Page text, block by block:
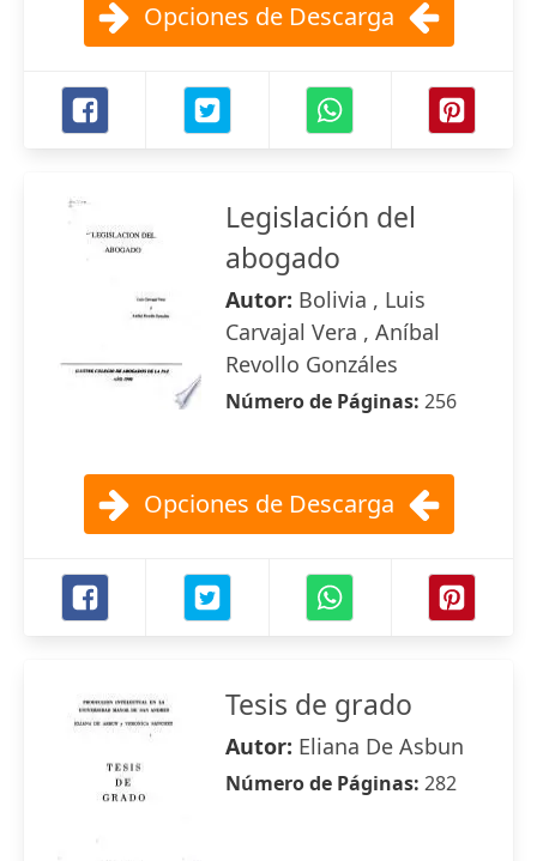
Opciones de Descarga
Legislación del
abogado
Autor: Bolivia , Luis
Carvajal Vera , Aníbal
Revollo Gonzáles
Número de Páginas: 256
Opciones de Descarga
Tesis de grado
Autor: Eliana De Asbun
Número de Páginas: 282